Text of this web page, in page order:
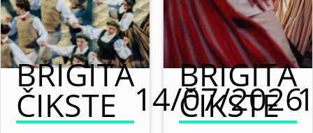
BRIGITA
ČIKSTE 14/07/2026
BRIGITA
ČIKSTE